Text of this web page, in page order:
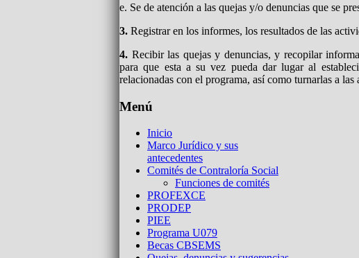
e. Se de atención a las quejas y/o denuncias que se
3. Registrar en los informes, los resultados de las
4. Recibir las quejas y denuncias, y recopilar
para que esta a su vez pueda dar lugar al
relacionadas con el programa, así como turnarlas a
Menú
Inicio
Marco Jurídico y sus
antecedentes
Comités de Contraloría Social
Funciones de comités
PROFEXCE
PRODEP
PIEE
Programa U079
Becas CBSEMS